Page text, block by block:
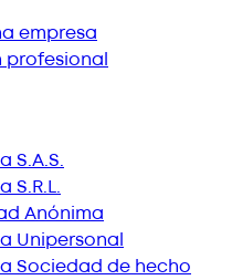
empresa
profesional
S.A.S.
S.R.L.
Anónima
Unipersonal
Sociedad de hecho